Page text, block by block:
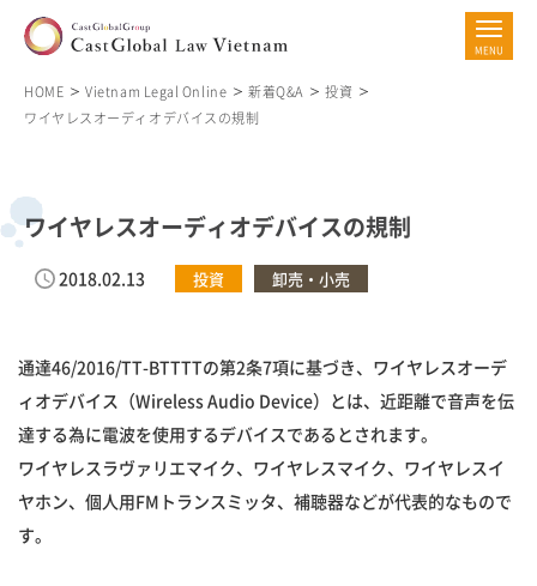
HOME Vietnam Legal Online 新着Q&A
投資
ワイヤレスオーディオデバイスの規制
ワイヤレスオーディオデバイスの規制
2018.02.13 投資 卸売・小売
通達46/2016/TT-BTTTTの第2条7項に基づき、ワイヤレスオーデ
ィオデバイス（Wireless Audio Device）とは、近距離で音声を伝
達する為に電波を使用するデバイスであるとされます。
ワイヤレスラヴァリエマイク、ワイヤレスマイク、ワイヤレスイ
ヤホン、個人用FMトランスミッタ、補聴器などが代表的なもので
す。